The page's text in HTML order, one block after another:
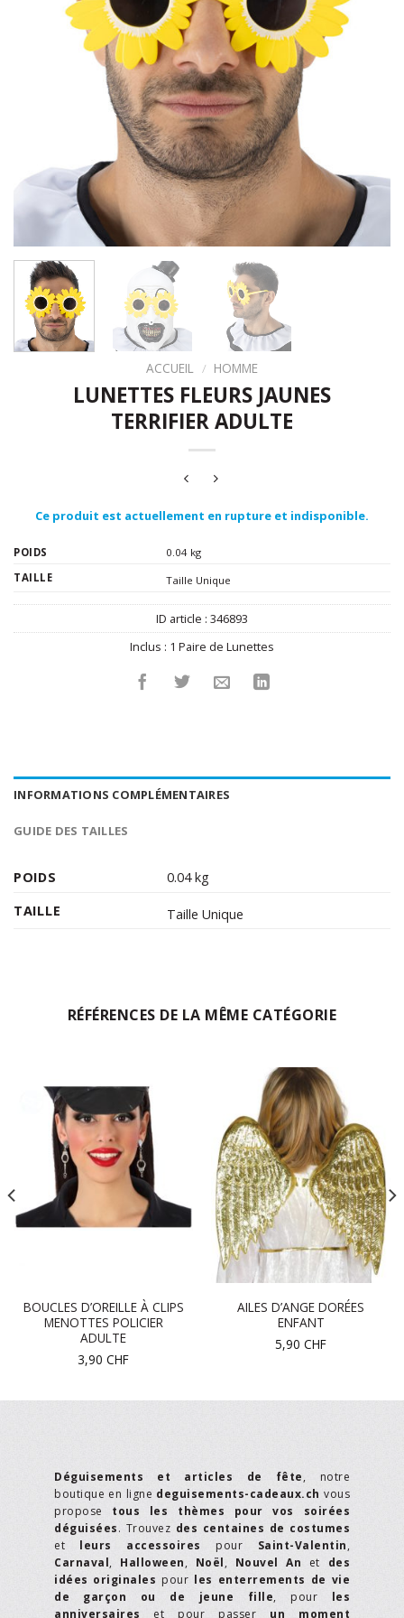
ACCUEIL / HOMME
LUNETTES FLEURS JAUNES
TERRIFIER ADULTE
Ce produit est actuellement en rupture et indisponible.
POIDS
0.04 kg
TAILLE
Taille Unique
ID article : 346893
Inclus : 1 Paire de Lunettes
INFORMATIONS COMPLÉMENTAIRES
GUIDE DES TAILLES
POIDS
0.04 kg
TAILLE
Taille Unique
RÉFÉRENCES DE LA MÊME CATÉGORIE
BOUCLES D’OREILLE À CLIPS
MENOTTES POLICIER
ADULTE
3,90 CHF
AILES D’ANGE DORÉES
ENFANT
5,90 CHF
Déguisements et articles de fête, notre
boutique en ligne deguisements-cadeaux.ch vous
propose tous les thèmes pour vos soirées
déguisées. Trouvez des centaines de costumes
et leurs accessoires pour Saint-Valentin,
Carnaval, Halloween, Noël, Nouvel An et des
idées originales pour les enterrements de vie
de garçon ou de jeune fille, pour les
anniversaires et pour passer un moment